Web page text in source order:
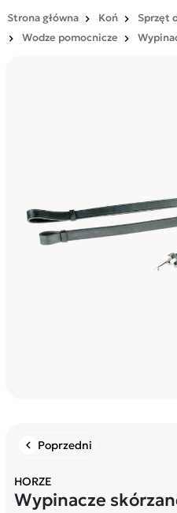
Strona główna Koń Sprzęt
Wodze pomocnicze
chevron_left Poprzedni
HORZE
Wypinacze